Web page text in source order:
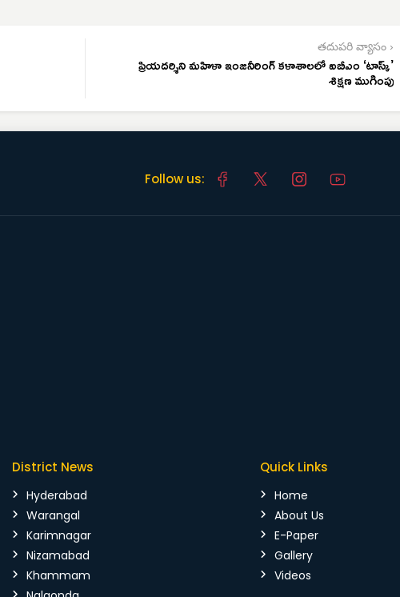
తదుపరి వ్యాసం ›
ప్రియదర్శిని మహిళా ఇంజనీరింగ్ కళాశాలలో ఐబీఎం ‘టాస్క్’
శిక్షణ ముగింపు
Follow us:
District News
Hyderabad
Warangal
Karimnagar
Nizamabad
Khammam
Quick Links
Home
About Us
E-Paper
Gallery
Videos